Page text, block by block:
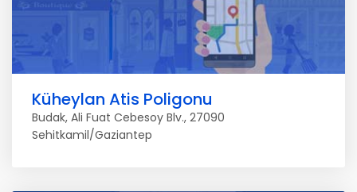
Küheylan Atis Poligonu
Budak, Ali Fuat Cebesoy Blv., 27090
Sehitkamil/Gaziantep